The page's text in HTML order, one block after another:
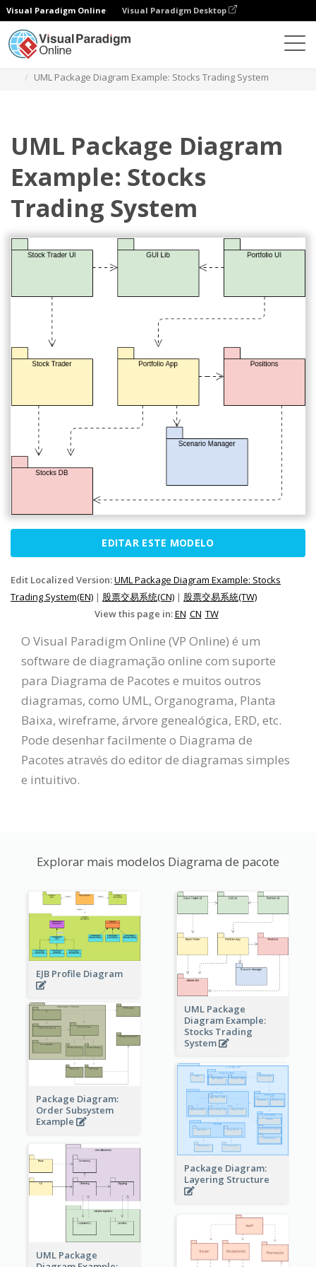
Visual Paradigm Online Visual Paradigm Desktop
UML Package Diagram Example: Stocks Trading System
UML Package Diagram
Example: Stocks
Trading System
EDITAR ESTE MODELO
Edit Localized Version:UML Package Diagram Example: Stocks
Trading System(EN) | 股票交易系统(CN) | 股票交易系統(TW)
View this page in:EN CN TW
O Visual Paradigm Online (VP Online) é um
software de diagramação online com suporte
para Diagrama de Pacotes e muitos outros
diagramas, como UML, Organograma, Planta
Baixa, wireframe, árvore genealógica, ERD, etc.
Pode desenhar facilmente o Diagrama de
Pacotes através do editor de diagramas simples
e intuitivo.
Explorar mais modelos Diagrama de pacote
EJB Profile Diagram
UML Package
Diagram Example:
Stocks Trading
System
Package Diagram:
Order Subsystem
Example
Package Diagram:
Layering Structure
UML Package